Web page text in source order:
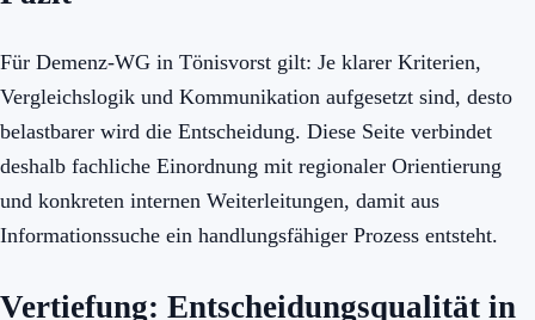
Für Demenz-WG in Tönisvorst gilt: Je klarer Kriterien,
Vergleichslogik und Kommunikation aufgesetzt sind, desto
belastbarer wird die Entscheidung. Diese Seite verbindet
deshalb fachliche Einordnung mit regionaler Orientierung
und konkreten internen Weiterleitungen, damit aus
Informationssuche ein handlungsfähiger Prozess entsteht.
Vertiefung: Entscheidungsqualität in